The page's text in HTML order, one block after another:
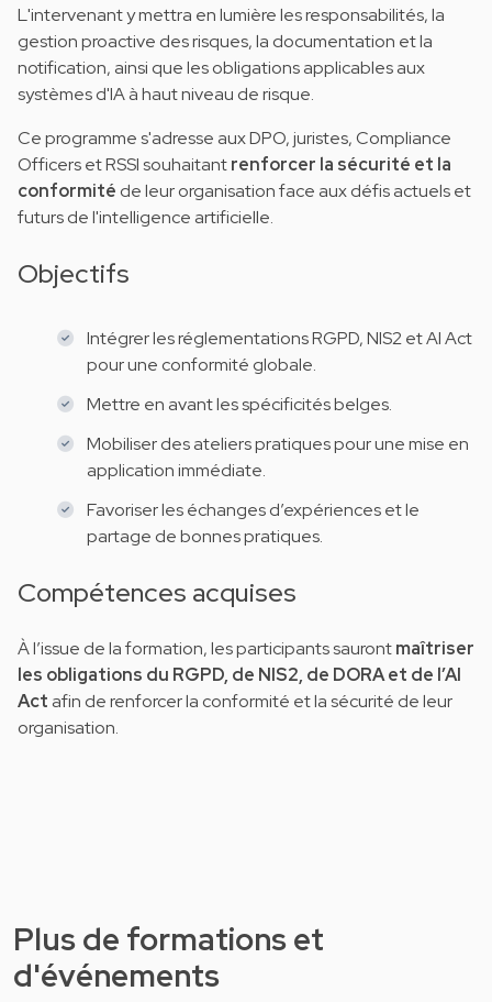
L'intervenant y mettra en lumière les responsabilités, la
gestion proactive des risques, la documentation et la
notification, ainsi que les obligations applicables aux
systèmes d'IA à haut niveau de risque.
Ce programme s'adresse aux DPO, juristes, Compliance
Officers et RSSI souhaitantrenforcer la sécurité et la
conformité de leur organisation face aux défis actuels et
futurs de l'intelligence artificielle.
Objectifs
Intégrer les réglementations RGPD, NIS2 et AI Act
pour une conformité globale.
Mettre en avant les spécificités belges.
Mobiliser des ateliers pratiques pour une mise en
application immédiate.
Favoriser les échanges d’expériences et le
partage de bonnes pratiques.
Compétences acquises
À l’issue de la formation, les participants saurontmaîtriser
les obligations du RGPD, de NIS2, de DORA et de l’AI
Act afin de renforcer la conformité et la sécurité de leur
organisation.
Plus de formations et
d'événements